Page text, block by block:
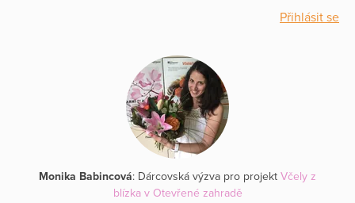
Přihlásit se
Monika Babincová: Dárcovská výzva pro projekt Včely z
blízka v Otevřené zahradě